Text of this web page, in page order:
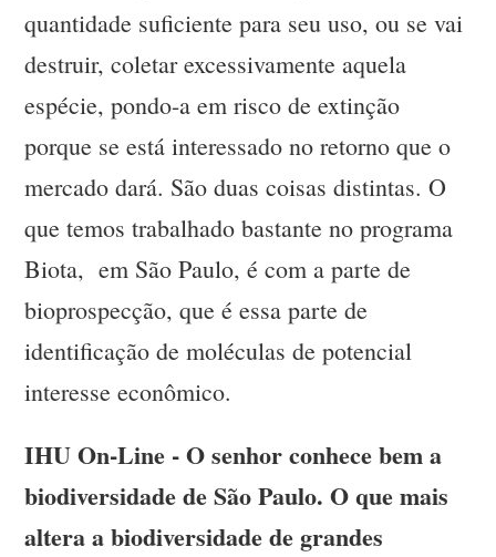
quantidade suficiente para seu uso, ou se vai
destruir, coletar excessivamente aquela
espécie, pondo-a em risco de extinção
porque se está interessado no retorno que o
mercado dará. São duas coisas distintas. O
que temos trabalhado bastante no programa
Biota, em São Paulo, é com a parte de
bioprospecção, que é essa parte de
identificação de moléculas de potencial
interesse econômico.
IHU On-Line - O senhor conhece bem a
biodiversidade de São Paulo. O que mais
altera a biodiversidade de grandes